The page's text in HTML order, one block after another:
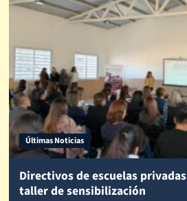
Últimas Noticias
Directivos de escuelas
taller de sensibilización